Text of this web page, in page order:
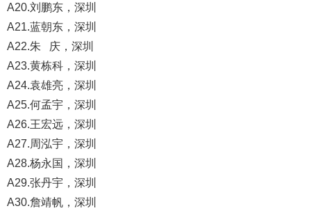
A20.刘鹏东，深圳
A21.蓝朝东，深圳
A22.朱 庆，深圳
A23.黄栋科，深圳
A24.袁雄亮，深圳
A25.何孟宇，深圳
A26.王宏远，深圳
A27.周泓宇，深圳
A28.杨永国，深圳
A29.张丹宇，深圳
A30.詹靖帆，深圳